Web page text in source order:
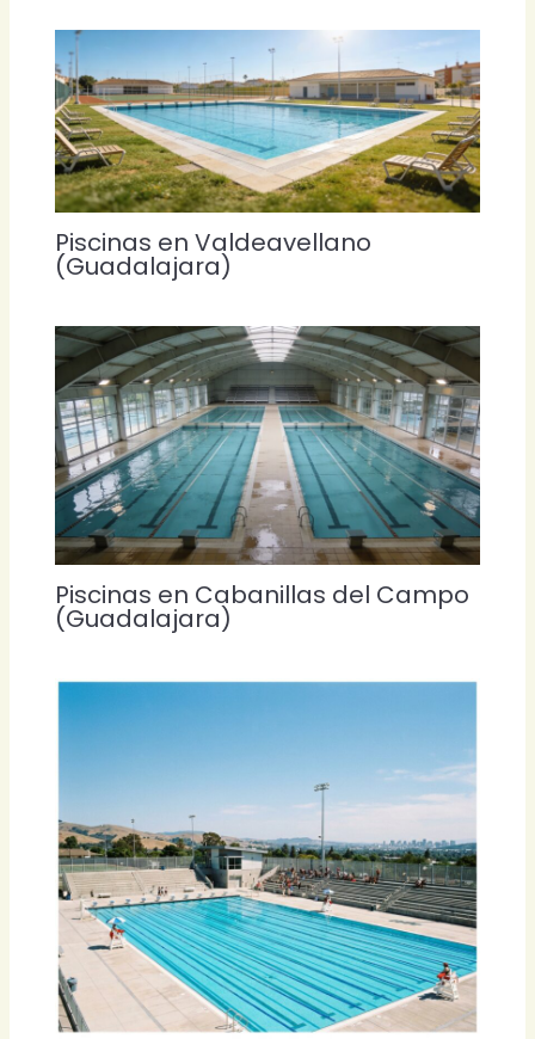
Piscinas en Valdeavellano
(Guadalajara)
Piscinas en Cabanillas del Campo
(Guadalajara)